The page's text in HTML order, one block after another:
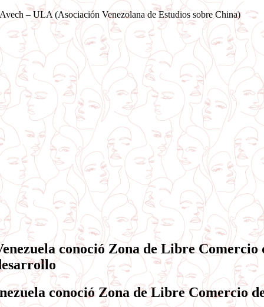
Saltar
al
contenido
Avech – ULA (Asociación Venezolana de Estudios sobre China)
conoció Zona de Libre Comercio
conoció Zona de Libre Comercio